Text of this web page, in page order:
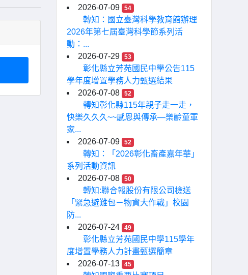
2026-07-09
54
轉知：國立臺灣科學教育館辦理
2026年第七屆臺灣科學節系列活
動：...
2026-07-29
53
彰化縣立芳苑國民中學公告115
學年度增置學務人力甄選結果
2026-07-08
52
轉知彰化縣115年親子走一走，
快樂久久久~~感恩與傳承—樂齡童軍
家...
2026-07-09
52
轉知：「2026彰化畜產嘉年華」
系列活動資訊
2026-07-08
50
轉知:聯合報股份有限公司檢送
「緊急避難包－物資大作戰」校園
防...
2026-07-24
49
彰化縣立芳苑國民中學115學年
度增置學務人力計畫甄選簡章
2026-07-13
45